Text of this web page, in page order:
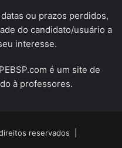
ou prazos perdidos,
do candidato/usuário a
interesse.
é um site de
à professores.
reservados |